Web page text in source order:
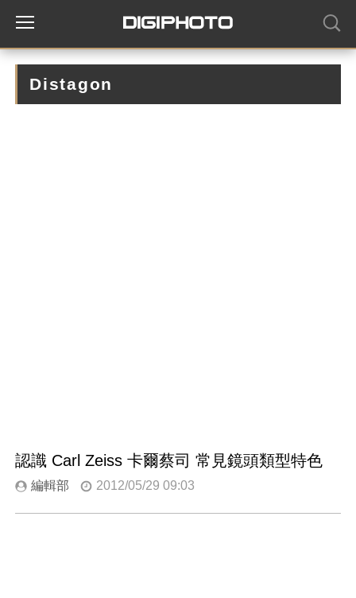
Distagon
認識 Carl Zeiss 卡爾蔡司 常見鏡頭類型特色
編輯部 2012/05/29 09:03